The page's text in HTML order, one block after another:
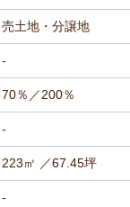
売土地・分譲地
-
70％／200％
-
223㎡ ／67.45坪
-